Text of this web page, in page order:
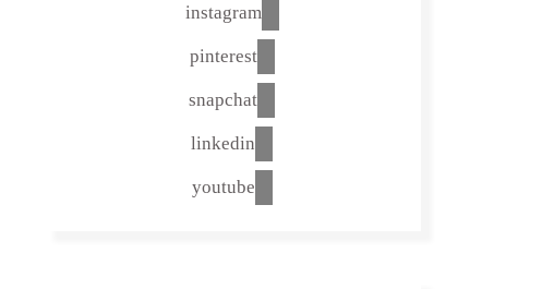
instagram
pinterest
snapchat
linkedin
youtube